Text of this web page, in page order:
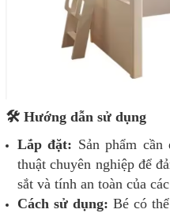
🛠️ Hướng dẫn sử dụng
Lắp đặt: Sản phẩm
thuật chuyên nghiệp để
sắt và tính an toàn của
Cách sử dụng: Bé có